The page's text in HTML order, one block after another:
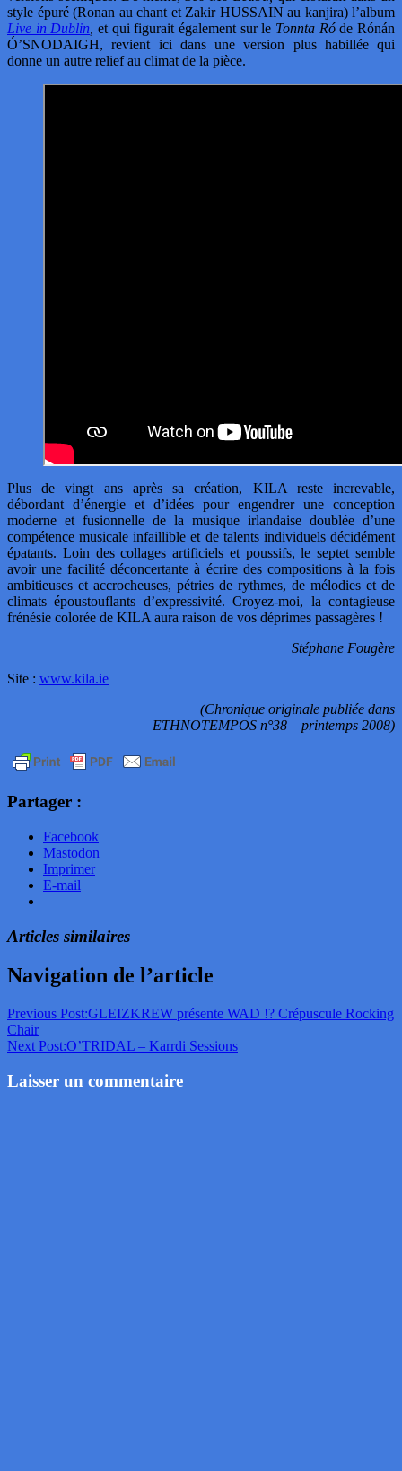
style épuré (Ronan au chant et Zakir HUSSAIN au kanjira) l’album
Live in Dublin ,et qui figurait également sur le Tonnta Róde Rónán
Ó’SNODAIGH, revient ici dans une version plus habillée qui
donne un autre relief au climat de la pièce.
Plus de vingt ans après sa création, KILA reste increvable,
débordant d’énergie et d’idées pour engendrer une conception
moderne et fusionnelle de la musique irlandaise doublée d’une
compétence musicale infaillible et de talents individuels décidément
épatants. Loin des collages artificiels et poussifs, le septet semble
avoir une facilité déconcertante à écrire des compositions à la fois
ambitieuses et accrocheuses, pétries de rythmes, de mélodies et de
climats époustouflants d’expressivité. Croyez-moi, la contagieuse
frénésie colorée de KILA aura raison de vos déprimes passagères !
Stéphane Fougère
Site : www.kila.ie
(Chronique originale publiée dans
ETHNOTEMPOS n°38 – printemps 2008)
Partager :
Facebook
Mastodon
Imprimer
E-mail
Articles similaires
Navigation de l’article
Previous Post:GLEIZKREW présente WAD !? Crépuscule Rocking
Chair
Next Post:O’TRIDAL – Karrdi Sessions
Laisser un commentaire